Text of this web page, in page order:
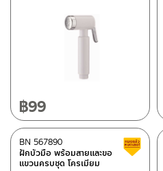
฿99
ฝักบัวมือ พร้อมสายและขอ
แขวนครบชุด โครเมียม
BN 567890